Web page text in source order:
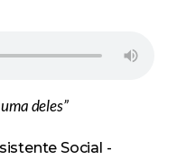
deles”
Social